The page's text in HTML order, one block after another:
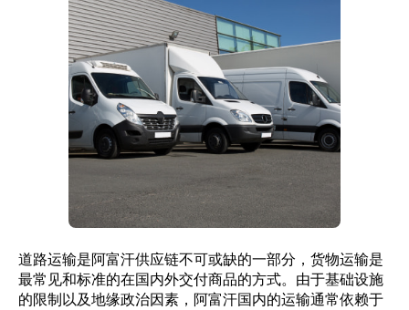
道路运输是阿富汗供应链不可或缺的一部分，货物运输是
最常见和标准的在国内外交付商品的方式。由于基础设施
的限制以及地缘政治因素，阿富汗国内的运输通常依赖于